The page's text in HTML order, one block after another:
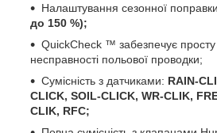
Налаштування сезонної
до 150 %);
QuickCheck ™ забезпечує просту
несправності польової проводки;
Сумісність з датчиками: RAIN-
CLICK, SOIL-CLICK, WR-CLIK,
CLIK, RFC;